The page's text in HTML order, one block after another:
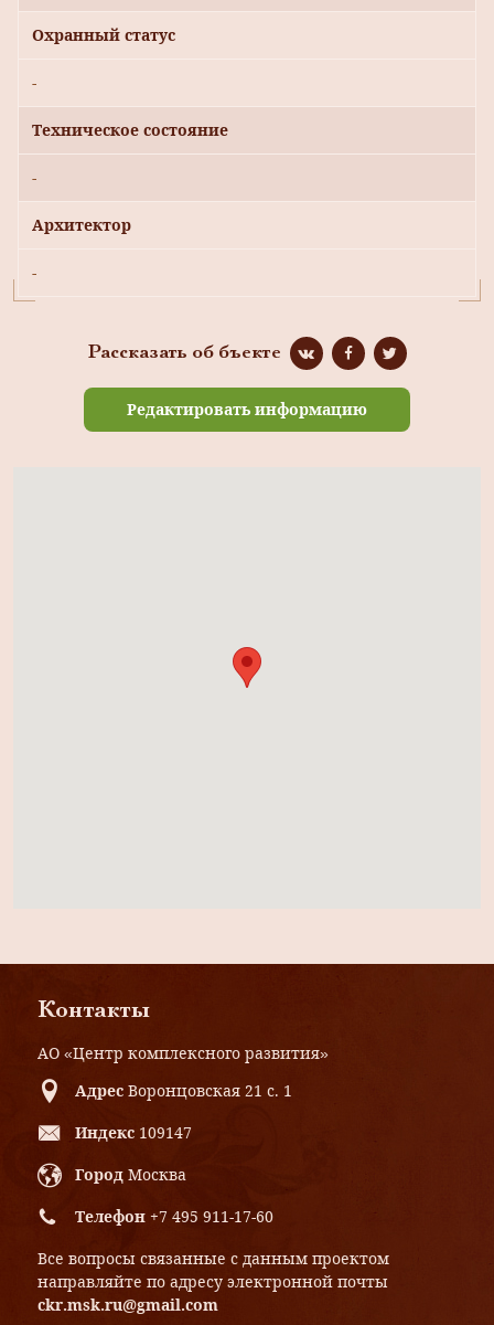
Охранный статус
-
Техническое состояние
-
Архитектор
-
Рассказать об бъекте
Редактировать информацию
Контакты
АО «Центр комплексного развития»
Адрес Воронцовская 21 с. 1
Индекс 109147
Город Москва
Телефон +7 495 911-17-60
Все вопросы связанные с данным проектом
направляйте по адресу электронной почты
ckr.msk.ru@gmail.com